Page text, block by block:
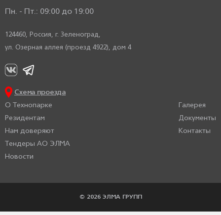
Пн. - Пт.: 09:00 до 19:00
124460, Россия, г. Зеленоград,
ул. Озерная аллея (проезд 4922), дом 4
Схема проезда
О Технопарке
Резидентам
Нам доверяют
Тендеры АО ЭЛМА
Новости
Галерея
Документы
Контакты
© 2026 ЭЛМА ГРУПП